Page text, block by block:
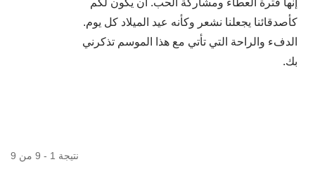
إنها فترة العطاء ومشاركة الحب. أن يكون لكم
كأصدقائنا يجعلنا نشعر وكأنه عيد الميلاد كل يوم.
الدفء والراحة التي تأتي مع هذا الموسم تذكرني
بك.
نتيجة 1 - 9 من 9